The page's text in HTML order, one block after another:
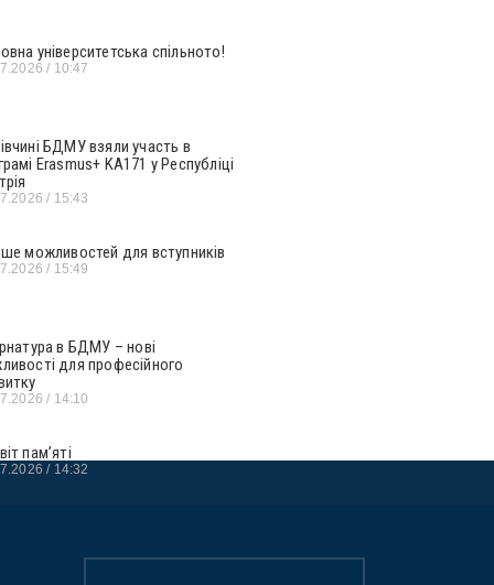
університетська спільното!
10:47
БДМУ взяли участь в
Erasmus+ KA171 у Республіці
15:43
можливостей для вступників
15:49
в БДМУ – нові
для професійного
14:10
пам’яті
14:32